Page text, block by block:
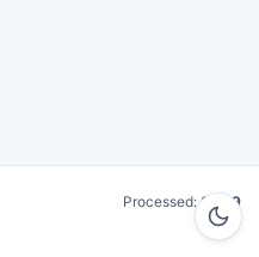
Processed:0.019